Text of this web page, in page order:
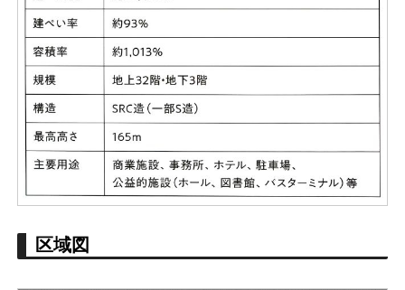
区域図